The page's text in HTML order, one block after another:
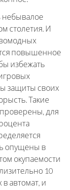
небывалое
столетия. И
повышенное
избежать
защиты своих
Такие
для
опущены в
окупаемости
10
автомат, и